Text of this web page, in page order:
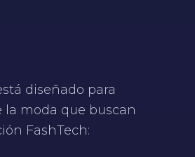
diseñado para
la moda que buscan
FashTech: